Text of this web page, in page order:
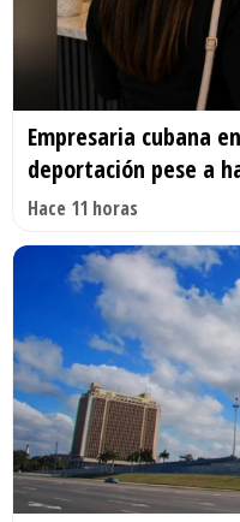
Empresaria cubana
deportación pese a
Hace 11 horas